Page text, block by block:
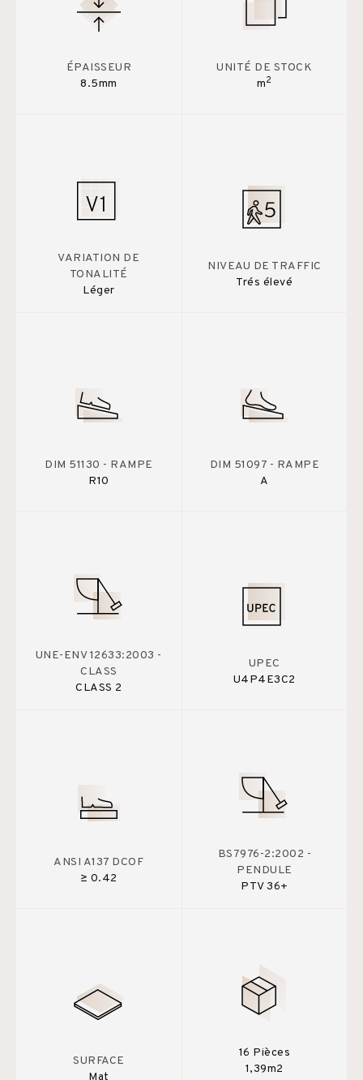
ÉPAISSEUR
8.5mm
UNITÉ DE STOCK
m2
VARIATION DE
TONALITÉ
Léger
NIVEAU DE TRAFFIC
Trés élevé
DIM 51130 - RAMPE
R10
DIM 51097 - RAMPE
A
UNE-ENV 12633:2003 -
CLASS
CLASS 2
UPEC
U4P4E3C2
ANSI A137 DCOF
≥ 0.42
BS7976-2:2002 -
PENDULE
PTV 36+
SURFACE
Mat
16 Pièces
1,39m2